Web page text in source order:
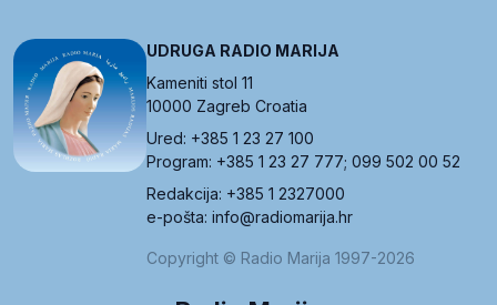
UDRUGA RADIO MARIJA
Kameniti stol 11
10000 Zagreb Croatia
Ured: +385 1 23 27 100
Program: +385 1 23 27 777; 099 502 00 52
Redakcija: +385 1 2327000
e-pošta: info@radiomarija.hr
Copyright © Radio Marija 1997-2026